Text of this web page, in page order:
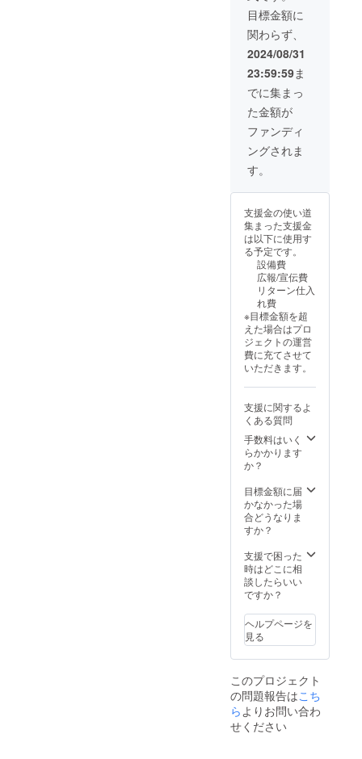
溶解型
酸素と
いう小
さな酸
素が、
毛細血
管まで
行き渡
り細胞
ひとつ
一つが
元気
血中乳
解する
作用が
あり疲
労回復
につな
がった
り、酸
体にた
くさん
あるこ
とでリ
ラック
ス状態
り、酸
素ボッ
クスで
２時間
睡眠を
通常の
睡眠を
６時間
とった
じ効果
がある
と言わ
れてい
クスは
高気圧
状態を
作り上
げるこ
とに
よっ
て、酸
素が身
体に染
み込み
やすく
利用し
になり
ます！
・酸素
ボック
スでは
溶解型
酸素と
さな酸
素が、
毛細血
管まで
行き渡
り細胞
一つが
元気
に！ ・
酸素は
血中乳
解する
作用が
あり疲
労回復
がった
り、酸
素が身
体にた
あるこ
とでリ
ラック
ス状態
り、酸
素ボッ
クスで
２時間
睡眠を
集内容
は以下
の通り
です。
掲載期
間：
2024年
９月～
2025年
12月 掲
載箇
所：ス
裏面 募
枠 価
格：1枠
10万円
※画像は
イメー
ジにな
りま
オフィ
シャル
スポン
サーと
して掲
載いた
企業様
へお願
い ご支
援いた
だく際
企業名
と代表
者様の
お名前
載くだ
さいま
せ。
ターン
になり
ます ・
場所：
土浦市
神立中
央３－
４ー１
・支援
者様の
交通費
や滞在
の交通
在費は
各自で
ご負担
くださ
いま
せ。 ・
ご予約
当店専
用予約
ページ
より予
約をお
願いい
す。予
約ペー
ジにつ
きまし
ては、
細をお
送りい
たしま
す。 酸
クスと
は ・酸
素ボッ
クスは
状態を
作り上
げるこ
とに
て、酸
素が身
体に染
み込み
やすく
目標金額に
関わらず、
2024/08/31
23:59:59ま
でに集まっ
た金額が
ファンディ
ングされま
す。
支援金の使い道
集まった支援金
は以下に使用す
る予定です。
設備費
広報/宣伝費
リターン仕入
れ費
※目標金額を超
えた場合はプロ
ジェクトの運営
費に充てさせて
いただきます。
支援に関するよ
くある質問
手数料はいく
らかかります
か？
目標金額に届
かなかった場
合どうなりま
すか？
支援で困った
時はどこに相
談したらいい
ですか？
ヘルプページを
見る
このプロジェクト
の問題報告はこち
らよりお問い合わ
せください